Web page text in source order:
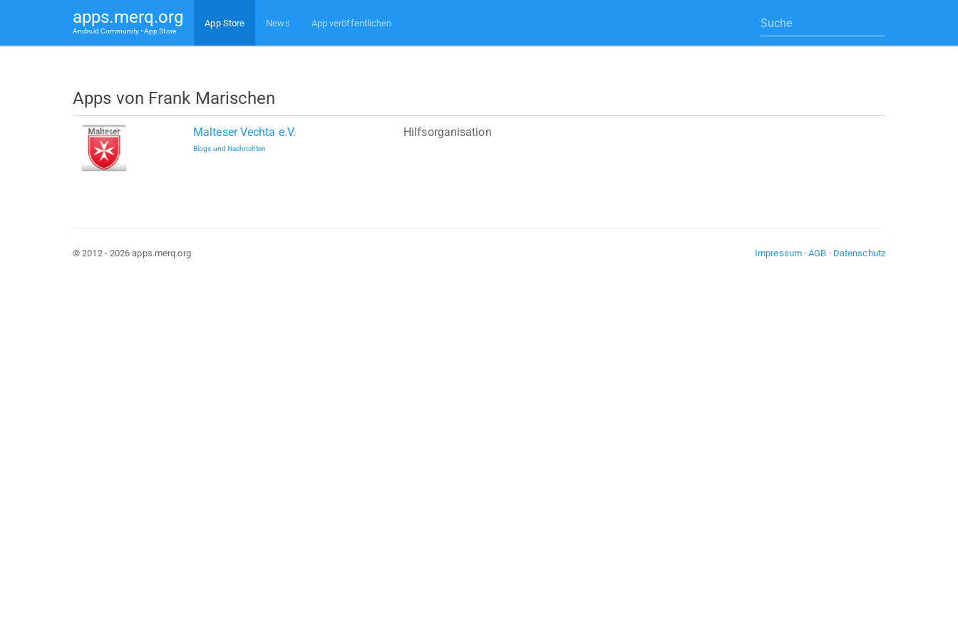
apps.merq.org
Android Community • App Store
App Store News App veröffentlichen
Apps von Frank Marischen
Malteser Vechta e.V.
Blogs und Nachrichten
Hilfsorganisation
Impressum·AGB · Datenschutz
© 2012 - 2026 apps.merq.org